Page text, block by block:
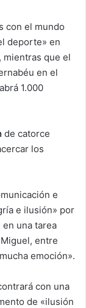
con el mundo
deporte» en
mientras que el
en el
1.000
de catorce
los
e
e ilusión» por
en una tarea
entre
emoción».
con una
de «ilusión